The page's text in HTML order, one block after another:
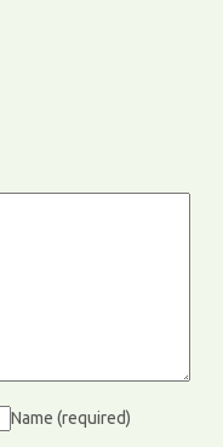
Name (required)